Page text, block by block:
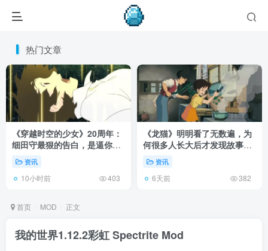
热门文章
《穿越时空的少女》20周年：
细田守最狠的告白，是逼你承
认有些夏天回不去了！
资讯
10小时前 403
《龙猫》明明看了无数遍，为
何很多人长大后才发现故事根
本不在 1988 年！
资讯
6天前 382
首页 MOD 正文
我的世界1.12.2彩虹 Spectrite Mod